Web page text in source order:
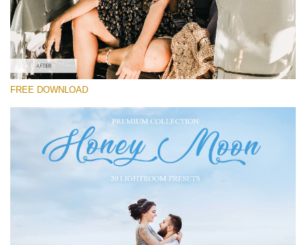
(1432 Lr Presets)
Entire Collection
(2067 Lr Presets)
Free download
FREE DOWNLOAD